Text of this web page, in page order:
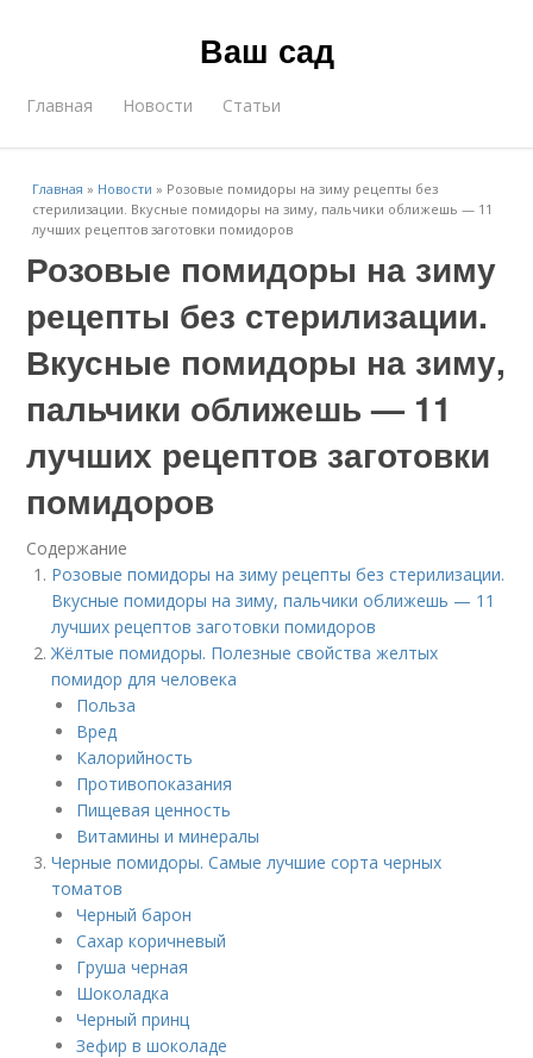
Ваш сад
Главная Новости Статьи
Главная » Новости » Розовые помидоры на зиму рецепты без
стерилизации. Вкусные помидоры на зиму, пальчики оближешь — 11
лучших рецептов заготовки помидоров
Розовые помидоры на зиму
рецепты без стерилизации.
Вкусные помидоры на зиму,
пальчики оближешь — 11
лучших рецептов заготовки
помидоров
Содержание
Розовые помидоры на зиму рецепты без стерилизации.
Вкусные помидоры на зиму, пальчики оближешь — 11
лучших рецептов заготовки помидоров
Жёлтые помидоры. Полезные свойства желтых
помидор для человека
Польза
Вред
Калорийность
Противопоказания
Пищевая ценность
Витамины и минералы
Черные помидоры. Самые лучшие сорта черных
томатов
Черный барон
Сахар коричневый
Груша черная
Шоколадка
Черный принц
Зефир в шоколаде